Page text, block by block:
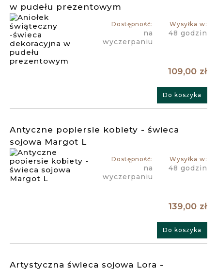
w pudełu prezentowym
Dostępność:
na
wyczerpaniu
Wysyłka w:
48 godzin
109,00 zł
Do koszyka
Antyczne popiersie kobiety - świeca
sojowa Margot L
Dostępność:
na
wyczerpaniu
Wysyłka w:
48 godzin
139,00 zł
Do koszyka
Artystyczna świeca sojowa Lora -